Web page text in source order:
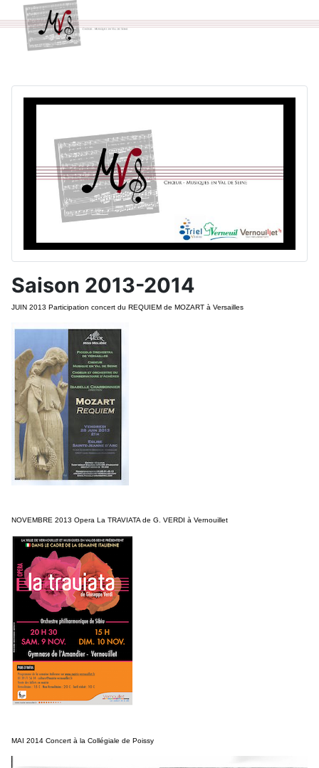
Saison 2013-2014
JUIN 2013 Participation concert du REQUIEM de MOZART à Versailles
NOVEMBRE 2013 Opera La TRAVIATA de G. VERDI à Vernouillet
MAI 2014 Concert à la Collégiale de Poissy